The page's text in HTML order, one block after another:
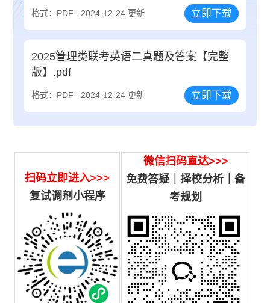
格式：PDF 2024-12-24 更新 立即下载
2025管理类联考英语二真题及答案【完整
版】.pdf
格式：PDF 2024-12-24 更新 立即下载
扫码立即进入>>>
复试调剂小程序
微信扫码直达>>>
免费答疑｜择校分析｜备
考规划